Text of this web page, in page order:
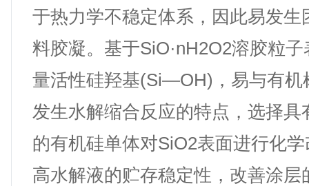
于热力学不稳定体系，因此易发生
料胶凝。基于SiO·nH2O2溶胶粒
量活性硅羟基(Si—OH)，易与有机
发生水解缩合反应的特点，选择具
的有机硅单体对SiO2表面进行化
高水解液的贮存稳定性，改善涂层